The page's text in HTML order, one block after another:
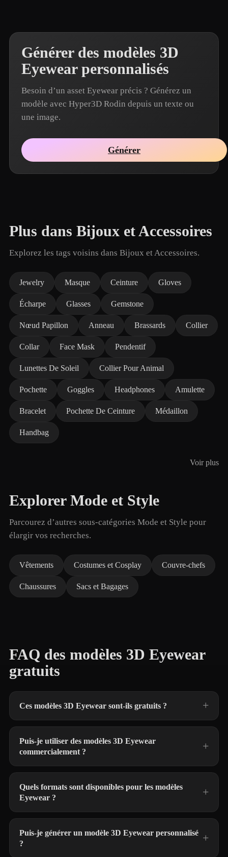
Générer des modèles 3D
Eyewear personnalisés
Besoin d’un asset Eyewear précis ? Générez un
modèle avec Hyper3D Rodin depuis un texte ou
une image.
Générer
Plus dans Bijoux et Accessoires
Explorez les tags voisins dans Bijoux et Accessoires.
Jewelry Masque Ceinture Gloves
Écharpe Glasses Gemstone
Nœud Papillon Anneau Brassards Collier
Collar Face Mask Pendentif
Lunettes De Soleil Collier Pour Animal
Pochette Goggles Headphones Amulette
Bracelet Pochette De Ceinture Médaillon
Handbag
Voir plus
Explorer Mode et Style
Parcourez d’autres sous-catégories Mode et Style pour
élargir vos recherches.
Vêtements Costumes et Cosplay Couvre-chefs
Chaussures Sacs et Bagages
FAQ des modèles 3D Eyewear
gratuits
Ces modèles 3D Eyewear sont-ils gratuits ?
Puis-je utiliser des modèles 3D Eyewear
commercialement ?
Quels formats sont disponibles pour les modèles
Eyewear ?
Puis-je générer un modèle 3D Eyewear personnalisé
?